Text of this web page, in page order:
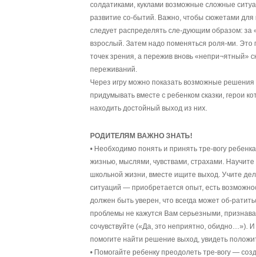
солдатиками, куклами возможные сложные
развитие со-бытий. Важно, чтобы сюжетами
следует распределять сле-дующим образом: за
взрослый. Затем надо поменяться роля-ми. Это
точек зрения, а пережив вновь «непри¬ятный»
переживаний.
Через игру можно показать возможные
придумывать вместе с ребенком сказки, герои
находить достойный выход из них.
РОДИТЕЛЯМ ВАЖНО ЗНАТЬ!
• Необходимо понять и принять тре-вогу
жизнью, мыслями, чувствами, страхами. Научите
школьной жизни, вместе ищите выход. Учите
ситуаций — приобретается опыт, есть
должен быть уверен, что всегда может об-
проблемы не кажутся Вам серьезными,
сочувствуйте («Да, это неприятно, обидно…»).
помогите найти решение выход, увидеть
• Помогайте ребенку преодолеть тре-вогу —